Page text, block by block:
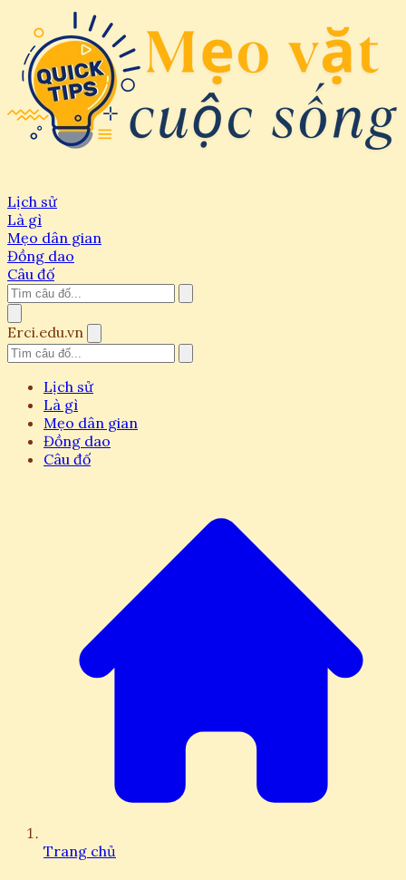
Lịch sử
Là gì
Mẹo dân gian
Đồng dao
Câu đố
Erci.edu.vn
Lịch sử
Là gì
Mẹo dân gian
Đồng dao
Câu đố
Trang chủ